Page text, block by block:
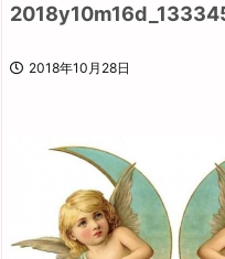
2018年10月28日